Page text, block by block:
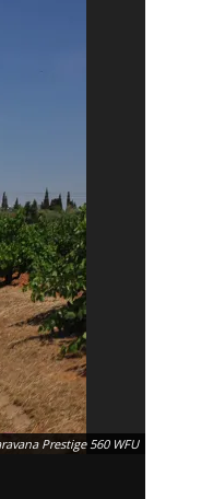
Prestige 560 WFU